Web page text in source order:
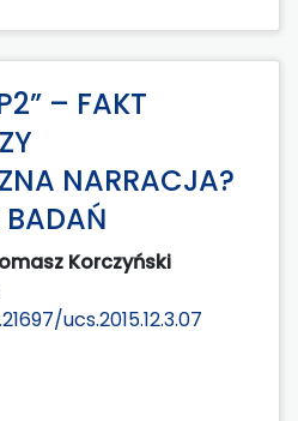
– FAKT
NARRACJA?
Korczyński
ucs.2015.12.3.07